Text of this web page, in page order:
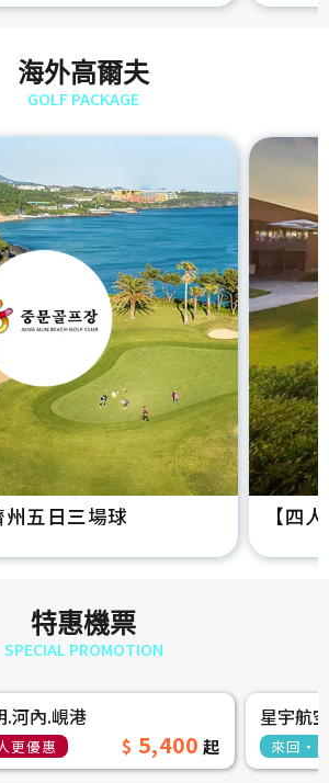
海外高爾夫
GOLF PACKAGE
州五日三場球 【四
特惠機票
SPECIAL PROMOTION
河內.峴港
更優惠 5,400
星宇航
來回‧